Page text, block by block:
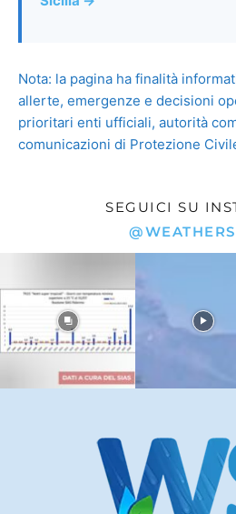
Nota: la pagina ha finalità
allerte, emergenze e decisioni
prioritari enti ufficiali, autorità
comunicazioni di Protezione
SEGUICI SU